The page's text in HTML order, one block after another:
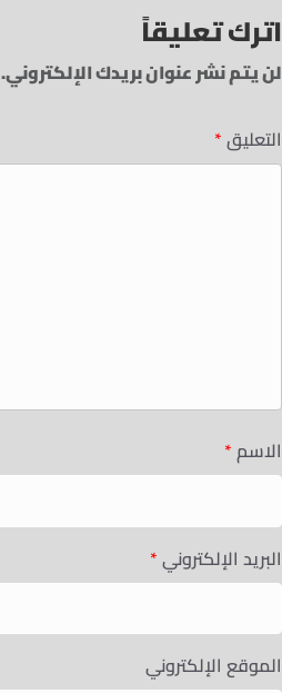
اترك تعليقاً
لن يتم نشر عنوان بريدك الإلكتروني.
التعليق*
الاسم*
البريد الإلكتروني*
الموقع الإلكتروني